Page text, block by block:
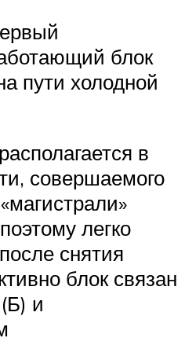
блок
пути холодной
в
совершаемого
легко
снятия
блок связан
и